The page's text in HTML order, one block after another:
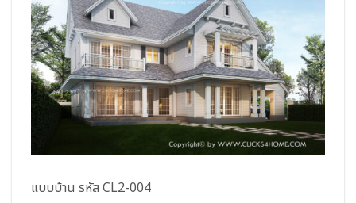
แบบบ้าน รหัส CL2-004